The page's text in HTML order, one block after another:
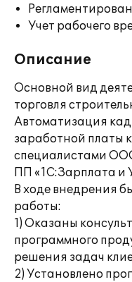
Учет рабочего
Описание
Основной вид
торговля
Автоматизация
заработной платы
специалистами
ПП «1С:Зарплата и
В ходе внедрения
работы:
1) Оказаны
программного
решения задач
2) Установлено